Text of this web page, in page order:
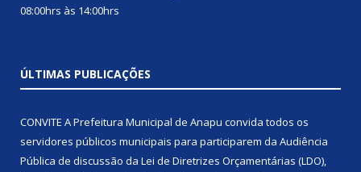
08:00hrs às 14:00hrs
ÚLTIMAS PUBLICAÇÕES
CONVITE A Prefeitura Municipal de Anapu convida todos os
servidores públicos municipais para participarem da Audiência
Pública de discussão da Lei de Diretrizes Orçamentárias (LDO),